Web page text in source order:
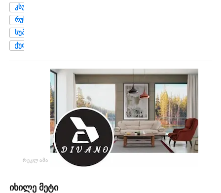
ᲙᲡᲣ
ᲠᲣᲡᲗᲐᲕᲘ
ᲡᲣᲞᲔᲠᲚᲘᲒᲐ
ᲥᲣᲗᲐᲘᲡᲘ
ᲠᲔᲙᲚᲐᲛᲐ
ᲘᲮᲘᲚᲔ ᲛᲔᲢᲘ